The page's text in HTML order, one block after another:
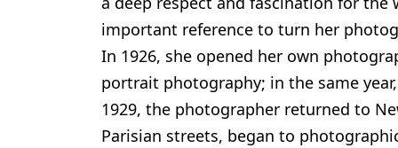
important reference to turn her
In 1926, she opened her own
portrait photography; in the same
1929, the photographer returned to
Parisian streets, began to